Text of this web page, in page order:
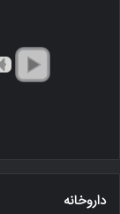
داروخانه